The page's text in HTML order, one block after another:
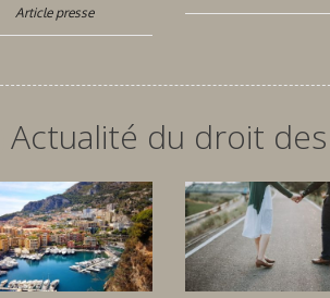
Article presse
Actualité du droit